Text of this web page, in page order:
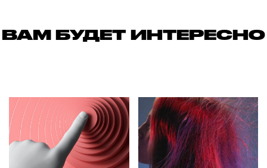
ВАМ БУДЕТ ИНТЕРЕСНО